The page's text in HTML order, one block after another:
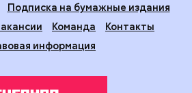
Подписка на бумажные издания
Команда
Контакты
информация